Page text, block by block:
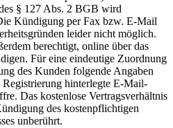
§ 127 Abs. 2 BGB wird
Kündigung per Fax bzw. E-Mail
leider nicht möglich.
berechtigt, online über das
Für eine eindeutige Zuordnung
des Kunden folgende Angaben
hinterlegte E-Mail-
Das kostenlose Vertragsverhältnis
des kostenpflichtigen
unberührt.